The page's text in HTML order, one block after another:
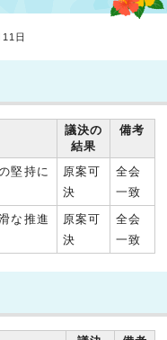
日
議決の
結果
備考
堅持に
原案可
決
全会
一致
な推進
原案可
決
全会
一致